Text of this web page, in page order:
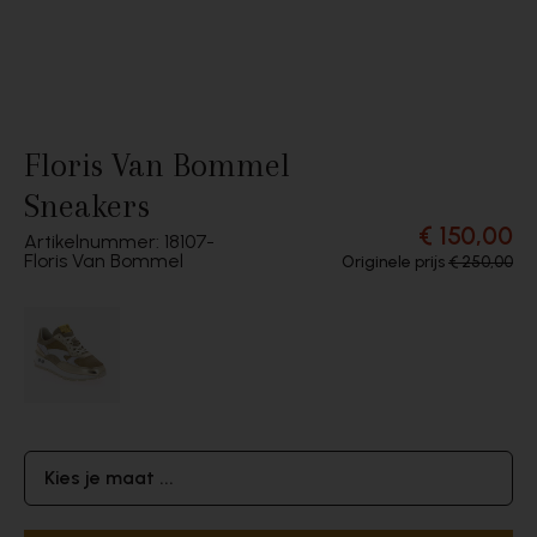
Floris Van Bommel
Sneakers
Artikelnummer: 18107
Floris Van Bommel
€ 150,00
Originele prijs€ 250,00
Kies je maat ...